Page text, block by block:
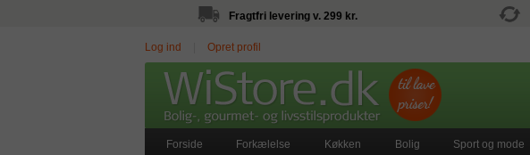
Fragtfri levering v. 299 kr.
Log ind Opret profil
Forside Forkælelse Køkken Bolig Sport og mode